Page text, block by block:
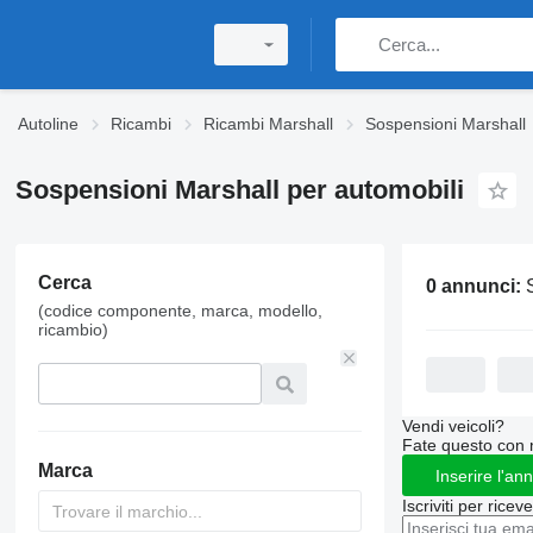
Autoline Ricambi Ricambi Marshall Sospensioni Marshall
Sospensioni Marshall per automobili
Cerca
(codice componente, marca, modello,
ricambio)
Marca
0 annunci:
Vendi veicoli?
Fate questo con
Inserire
Iscriviti per